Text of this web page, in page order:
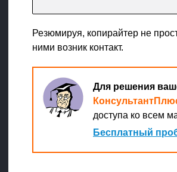
Резюмируя, копирайтер не
ними возник контакт.
Для решения
доступа ко всем
Бесплатный